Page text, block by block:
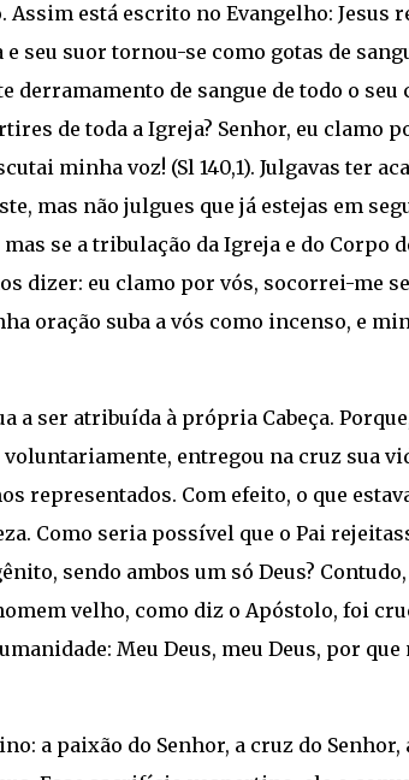
Assim está escrito no Evangelho: Jesus
seu suor tornou-se como gotas de
derramamento de sangue de todo o seu
de toda a Igreja? Senhor, eu clamo
minha voz! (Sl 140,1). Julgavas ter
mas não julgues que já estejas em
se a tribulação da Igreja e do Corpo
dizer: eu clamo por vós, socorrei-me
oração suba a vós como incenso, e
a ser atribuída à própria Cabeça.
entregou na cruz sua
representados. Com efeito, o que
Como seria possível que o Pai
sendo ambos um só Deus?
velho, como diz o Apóstolo, foi
Meu Deus, meu Deus, por que
a paixão do Senhor, a cruz do Senhor,